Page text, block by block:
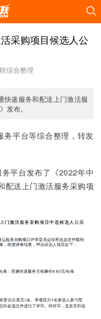
采购项目候选人公
综合整理
快递服务和配送上门激活服
发布。
务平台等综合整理，转发
平台发布了《2022年中
配送上门激活服务采购项